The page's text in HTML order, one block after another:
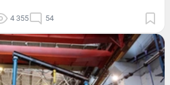
4 355 54